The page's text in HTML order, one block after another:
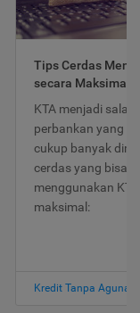
Tips Cerdas
secara Maksimal
KTA menjadi
perbankan yang
cukup banyak
cerdas yang bisa
menggunakan
maksimal:
Kredit Tanpa Agunan